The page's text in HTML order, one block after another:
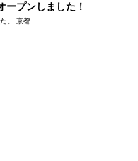
ープンしました！
。 京都...